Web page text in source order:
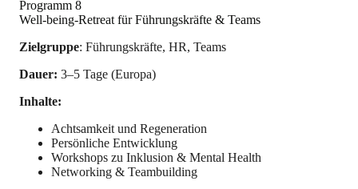
Programm 8
Well-being-Retreat für Führungskräfte & Teams
Zielgruppe: Führungskräfte, HR, Teams
Dauer: 3–5 Tage (Europa)
Inhalte:
Achtsamkeit und Regeneration
Persönliche Entwicklung
Workshops zu Inklusion & Mental Health
Networking & Teambuilding